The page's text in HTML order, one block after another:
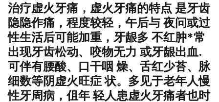
治疗虚火牙痛，虚火牙痛的特点 是牙齿
隐隐作痛，程度较轻，午后与 夜问或过
性生活后可能加重，牙龈多 不红肿*常
出现牙齿松动、咬物无力 或牙龈出血.
可伴有腰酸、口干咽 燥、舌红少苔、脉
细数等阴虚火旺症 状。多见于老年人慢
性牙周病，伹年 轻人患虚火牙痛者也时